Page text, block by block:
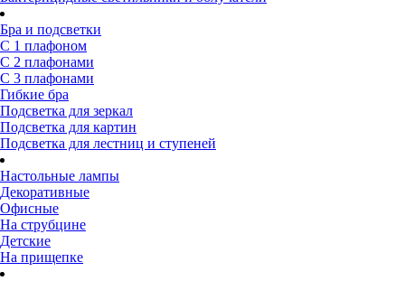
Бра и подсветки
С 1 плафоном
С 2 плафонами
С 3 плафонами
Гибкие бра
Подсветка для зеркал
Подсветка для картин
Подсветка для лестниц и ступеней
Настольные лампы
Декоративные
Офисные
На струбцине
Детские
На прищепке